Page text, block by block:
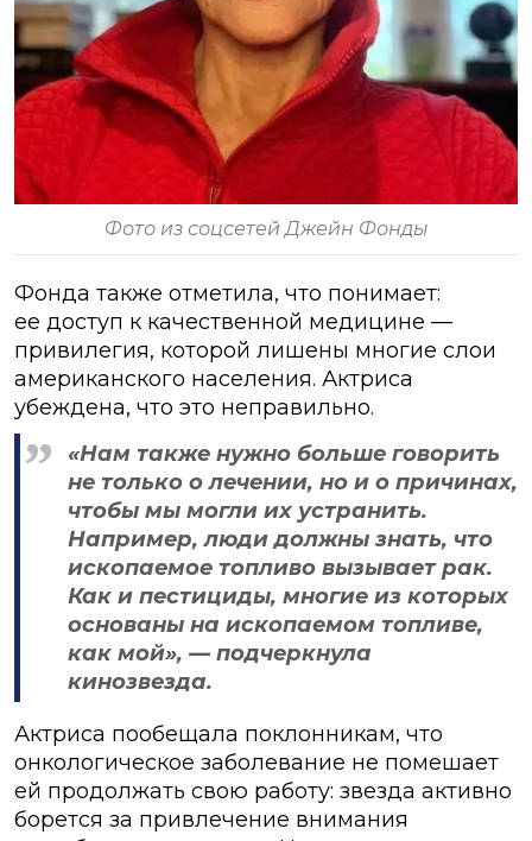
Фото из соцсетей Джейн Фонды
Фонда также отметила, что понимает:
ее доступ к качественной медицине —
привилегия, которой лишены многие слои
американского населения. Актриса
убеждена, что это неправильно.
«Нам также нужно больше говорить
не только о лечении, но и о причинах,
чтобы мы могли их устранить.
Например, люди должны знать, что
ископаемое топливо вызывает рак.
Как и пестициды, многие из которых
основаны на ископаемом топливе,
как мой», — подчеркнула
кинозвезда.
Актриса пообещала поклонникам, что
онкологическое заболевание не помешает
ей продолжать свою работу: звезда активно
борется за привлечение внимания